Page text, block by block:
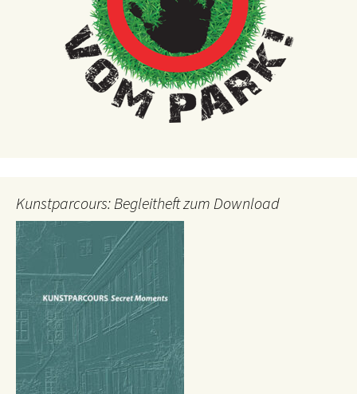
Kunstparcours: Begleitheft zum Download